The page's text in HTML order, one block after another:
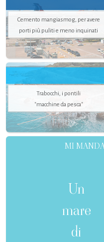
Cemento mangiasmog, per avere
porti più puliti e meno inquinati
Trabocchi, i pontili
"macchine da pesca"
MI
Un
mare
di